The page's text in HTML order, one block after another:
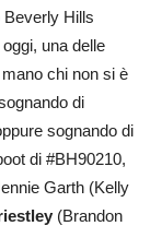
Beverly Hills
una delle
chi non si è
di
sognando di
di #BH90210,
Garth (Kelly
(Brandon